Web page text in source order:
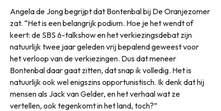
Angela de Jong begrijpt dat Bontenbal bij De Oranjezomer
zat. “Het is een belangrijk podium. Hoe je het wendt of
keert: de SBS 6-talkshow en het verkiezingsdebat zijn
natuurlijk twee jaar geleden vrij bepalend geweest voor
het verloop van de verkiezingen. Dus dat meneer
Bontenbal daar gaat zitten, dat snap ik volledig. Het is
natuurlijk ook wel enigszins opportunistisch. Ik denk dat hij
mensen als Jack van Gelder, en het verhaal wat ze
vertellen, ook tegenkomt in het land, toch?”